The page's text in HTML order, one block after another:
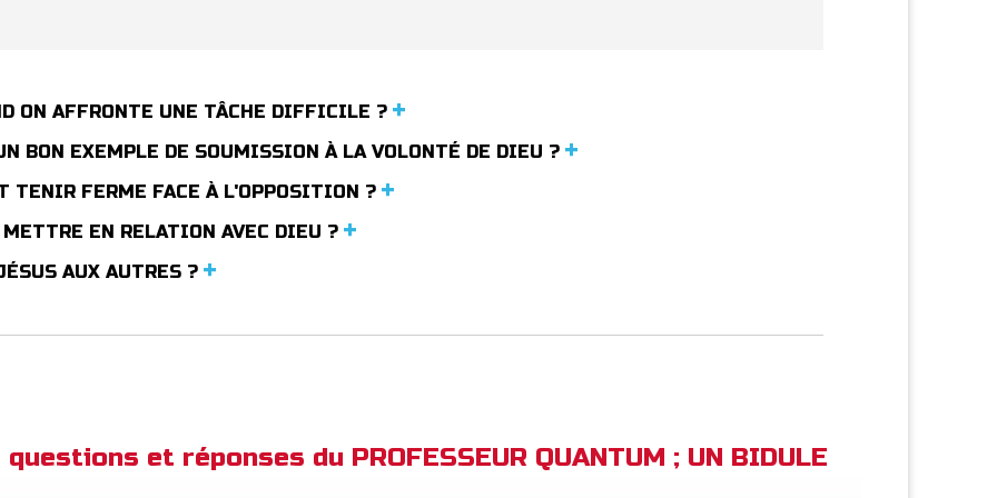
ON AFFRONTE UNE TÂCHE DIFFICILE ?
BON EXEMPLE DE SOUMISSION À LA VOLONTÉ DE DIEU ?
TENIR FERME FACE À L'OPPOSITION ?
EN RELATION AVEC DIEU ?
AUX AUTRES ?
et réponses du PROFESSEUR QUANTUM ; UN BIDULE